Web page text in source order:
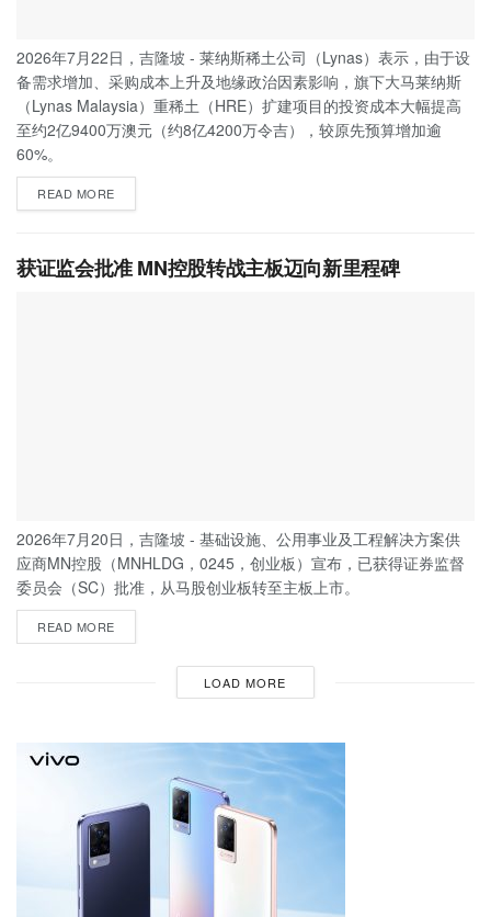
2026年7月22日，吉隆坡 - 莱纳斯稀土公司（Lynas）表示，由于设
备需求增加、采购成本上升及地缘政治因素影响，旗下大马莱纳斯
（Lynas Malaysia）重稀土（HRE）扩建项目的投资成本大幅提高
至约2亿9400万澳元（约8亿4200万令吉），较原先预算增加逾
60%。
READ MORE
获证监会批准 MN控股转战主板迈向新里程碑
2026年7月20日，吉隆坡 - 基础设施、公用事业及工程解决方案供
应商MN控股（MNHLDG，0245，创业板）宣布，已获得证券监督
委员会（SC）批准，从马股创业板转至主板上市。
READ MORE
LOAD MORE